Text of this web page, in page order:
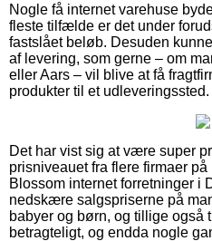
Nogle få internet varehuse
fleste tilfælde er det under
fastslået beløb. Desuden
af levering, som gerne – om
eller Aars – vil blive at få
produkter til et udleveringssted.
Det har vist sig at være super
prisniveauet fra flere firmaer
Blossom internet forretninger i
nedskære salgspriserne på
babyer og børn, og tillige
betragteligt, og endda nogle